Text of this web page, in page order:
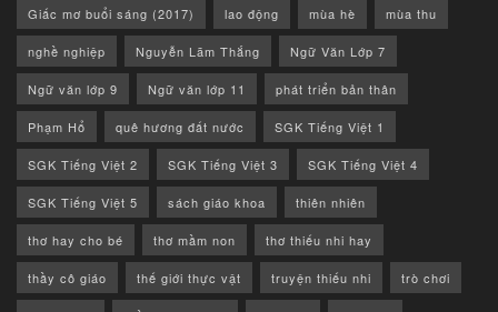
Giấc mơ buổi sáng (2017) lao động mùa hè mùa thu
nghề nghiệp Nguyễn Lãm Thắng Ngữ Văn Lớp 7
Ngữ văn lớp 9 Ngữ văn lớp 11 phát triển bản thân
Phạm Hổ quê hương đất nước SGK Tiếng Việt 1
SGK Tiếng Việt 2 SGK Tiếng Việt 3 SGK Tiếng Việt 4
SGK Tiếng Việt 5 sách giáo khoa thiên nhiên
thơ hay cho bé thơ mầm non thơ thiếu nhi hay
thầy cô giáo thế giới thực vật truyện thiếu nhi trò chơi